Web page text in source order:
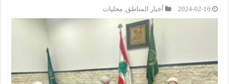
2024-02-16 أخبار المناطق, محليات